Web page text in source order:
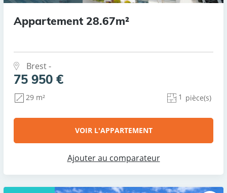
Appartement 28.67m²
Brest -
75 950 €
29 m² 1 pièce(s)
VOIR L'APPARTEMENT
Ajouter au comparateur